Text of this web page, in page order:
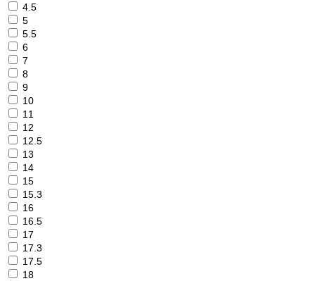
4.5
5
5.5
6
7
8
9
10
11
12
12.5
13
14
15
15.3
16
16.5
17
17.3
17.5
18